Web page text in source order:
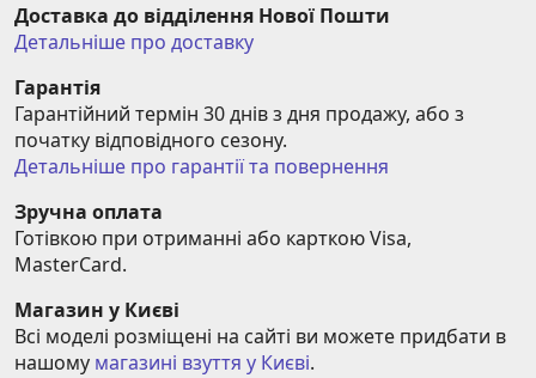
Доставка до відділення Нової Пошти
Детальніше про доставку
Гарантія
Гарантійний термін 30 днів з дня продажу, або з
початку відповідного сезону.
Детальніше про гарантії та повернення
Зручна оплата
Готівкою при отриманні або карткою Visa,
MasterCard.
Магазин у Києві
Всі моделі розміщені на сайті ви можете придбати в
нашому магазині взуття у Києві.